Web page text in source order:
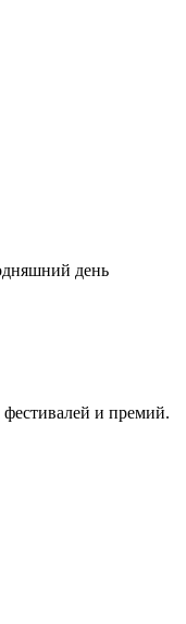
день
и премий.